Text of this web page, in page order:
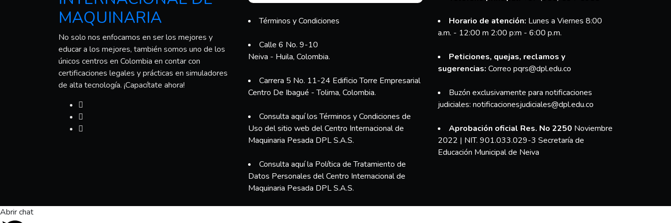
MAQUINARIA
No solo nos enfocamos en ser los mejores y
educar a los mejores, también somos uno de los
únicos centros en Colombia en contar con
certificaciones legales y prácticas en simuladores
de alta tecnología. ¡Capacítate ahora!
Términos y Condiciones
Calle 6 No. 9-10
Neiva - Huila, Colombia.
Carrera 5 No. 11-24 Edificio Torre Empresarial
Centro De Ibagué - Tolima, Colombia.
Consulta aquí los Términos y Condiciones de
Uso del sitio web del Centro Internacional de
Maquinaria Pesada DPL S.A.S.
Consulta aquí la Política de Tratamiento de
Datos Personales del Centro Internacional de
Maquinaria Pesada DPL S.A.S.
Horario de atención: Lunes a Viernes 8:00
a.m. - 12:00 m 2:00 p:m - 6:00 p.m.
Peticiones, quejas, reclamos y
sugerencias: Correo pqrs@dpl.edu.co
Buzón exclusivamente para notificaciones
judiciales: notificacionesjudiciales@dpl.edu.co
Aprobación oficial Res. No 2250 Noviembre
2022 | NIT. 901.033.029-3 Secretaría de
Educación Municipal de Neiva
Abrir chat